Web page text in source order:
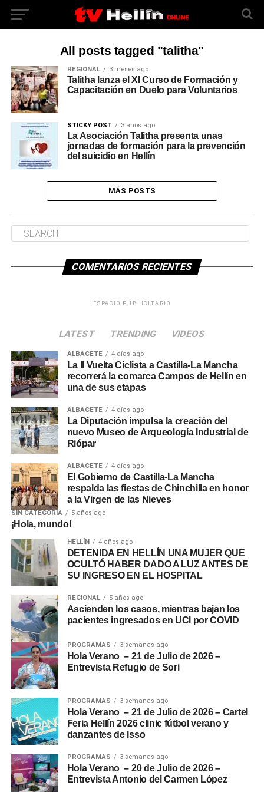
All posts tagged "talitha"
REGIONAL 3 meses ago
Talitha lanza el XI Curso de Formación y
Capacitación en Duelo para Voluntarios
STICKY POST 3 años ago
La Asociación Talitha presenta unas
jornadas de formación para la prevención
del suicidio en Hellín
MÁS POSTS
COMENTARIOS RECIENTES
ESPACIO PUBLICITARIO
LATEST TRENDING VIDEOS
ALBACETE 4 días ago
La II Vuelta Ciclista a Castilla-La Mancha
recorrerá la comarca Campos de Hellín en
una de sus etapas
ALBACETE 4 días ago
La Diputación impulsa la creación del
nuevo Museo de Arqueología Industrial de
Riópar
ALBACETE 4 días ago
El Gobierno de Castilla-La Mancha
respalda las fiestas de Chinchilla en honor
a la Virgen de las Nieves
SIN CATEGORÍA 5 años ago
¡Hola, mundo!
HELLÍN 4 años ago
DETENIDA EN HELLÍN UNA MUJER QUE
OCULTÓ HABER DADO A LUZ ANTES DE
SU INGRESO EN EL HOSPITAL
REGIONAL 5 años ago
Ascienden los casos, mientras bajan los
pacientes ingresados en UCI por COVID
PROGRAMAS 3 semanas ago
Hola Verano – 21 de Julio de 2026 –
Entrevista Refugio de Sori
PROGRAMAS 3 semanas ago
Hola Verano – 21 de Julio de 2026 – Cartel
Feria Hellín 2026 clinic fútbol verano y
danzantes de Isso
PROGRAMAS 3 semanas ago
Hola Verano – 20 de Julio de 2026 –
Entrevista Antonio del Carmen López